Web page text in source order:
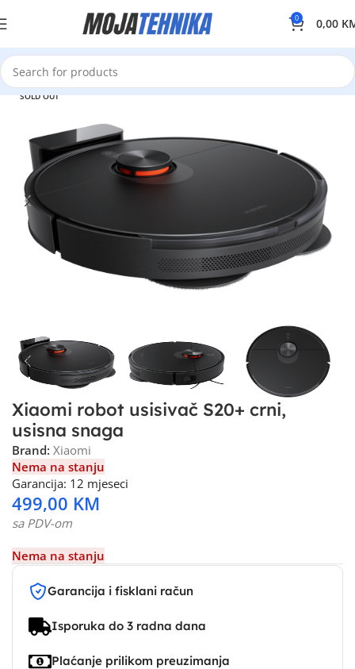
0 0,00
SOLD OUT
Xiaomi robot usisivač S20+ crni,
usisna snaga
Brand: Xiaomi
Nema na stanju
Garancija: 12 mjeseci
499,00 KM
sa PDV-om
Nema na stanju
Garancija i fisklani račun
Isporuka do 3 radna dana
Plaćanje prilikom preuzimanja